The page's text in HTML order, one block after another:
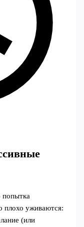
попытка
плохо уживаются:
(или